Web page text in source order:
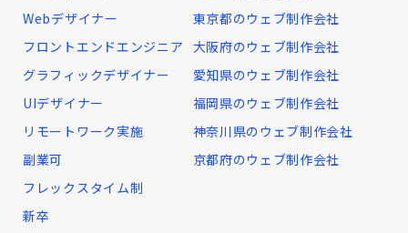
Webデザイナー
フロントエンドエンジニア
グラフィックデザイナー
UIデザイナー
リモートワーク実施
副業可
フレックスタイム制
新卒
東京都のウェブ制作会社
大阪府のウェブ制作会社
愛知県のウェブ制作会社
福岡県のウェブ制作会社
神奈川県のウェブ制作会社
京都府のウェブ制作会社